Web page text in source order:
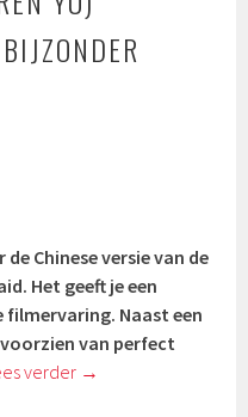
Chinese versie van de
Het geeft je een
Naast een
van perfect
verder →